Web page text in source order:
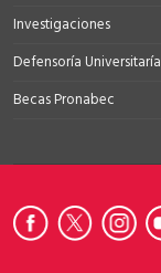
Investigaciones
Defensoría Universitaría
Becas Pronabec